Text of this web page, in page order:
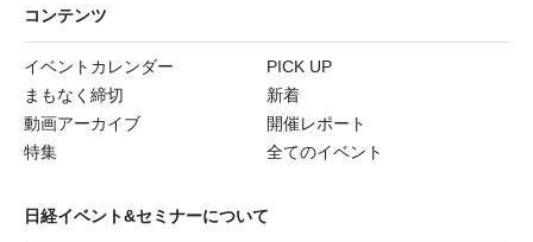
コンテンツ
イベントカレンダー
PICK UP
まもなく締切
新着
動画アーカイブ
開催レポート
特集
全てのイベント
日経イベント&セミナーについて